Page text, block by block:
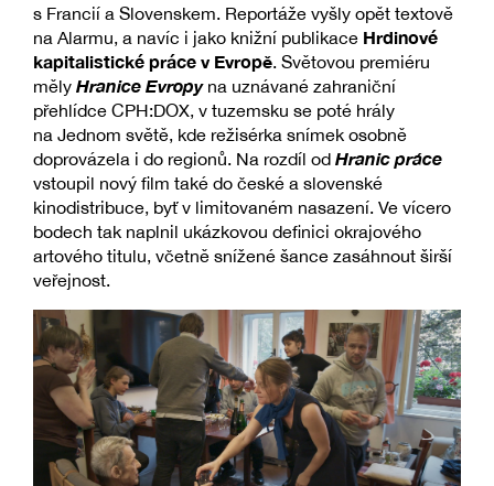
s Francií a Slovenskem. Reportáže vyšly opět textově
na Alarmu, a navíc i jako knižní publikace Hrdinové
kapitalistické práce v Evropě. Světovou premiéru
měly Hranice Evropyna uznávané zahraniční
přehlídce CPH:DOX, v tuzemsku se poté hrály
na Jednom světě, kde režisérka snímek osobně
doprovázela i do regionů. Na rozdíl od Hranic práce
vstoupil nový film také do české a slovenské
kinodistribuce, byť v limitovaném nasazení. Ve vícero
bodech tak naplnil ukázkovou definici okrajového
artového titulu, včetně snížené šance zasáhnout širší
veřejnost.